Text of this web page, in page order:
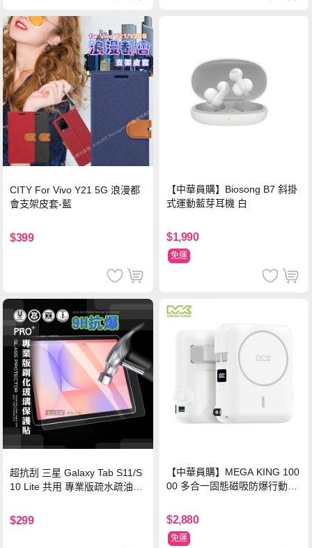
CITY For Vivo Y21 5G 浪漫都
會支架皮套-藍
$399
【中華員購】Biosong B7 斜掛
式運動藍芽耳機 白
$1,990
免運
超抗刮 三星 Galaxy Tab S11/S
10 Lite 共用 專業版疏水疏油9H
$299
【中華員購】MEGA KING 100
00 多合一固態磁吸防爆行動電
$2,880
免運